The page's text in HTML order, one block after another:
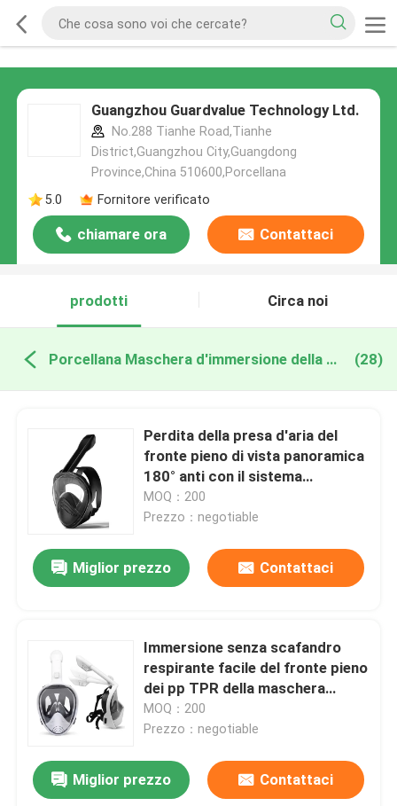
Guangzhou Guardvalue Technology Ltd.
No.288 Tianhe Road,Tianhe
District,Guangzhou City,Guangdong
Province,China 510600,Porcellana
5.0
Fornitore verificato
chiamare ora Contattaci
prodotti Circa noi
Porcellana Maschera d'immersione della presa d'aria (28)
Perdita della presa d'aria del
fronte pieno di vista panoramica
180° anti con il sistema
respirante migliorato
MOQ：200
Prezzo：negotiable
Miglior prezzo Contattaci
Immersione senza scafandro
respirante facile del fronte pieno
dei pp TPR della maschera
professionale della presa d'aria
MOQ：200
Prezzo：negotiable
Miglior prezzo Contattaci